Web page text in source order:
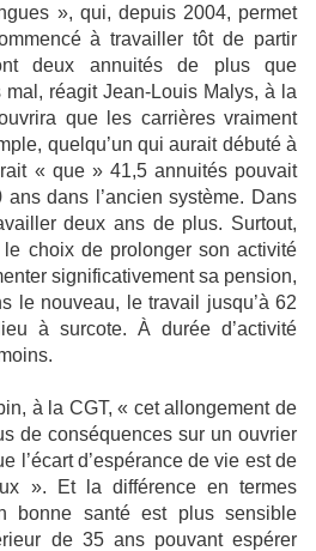
», qui, depuis 2004, permet
à travailler tôt de partir
deux annuités de plus que
mal, réagit Jean-Louis Malys, à la
que les carrières vraiment
quelqu’un qui aurait débuté à
« que » 41,5 annuités pouvait
dans l’ancien système. Dans
deux ans de plus. Surtout,
le choix de prolonger son activité
significativement sa pension,
le nouveau, le travail jusqu’à 62
à surcote. À durée d’activité
à la CGT, « cet allongement de
de conséquences sur un ouvrier
l’écart d’espérance de vie est de
». Et la différence en termes
bonne santé est plus sensible
de 35 ans pouvant espérer